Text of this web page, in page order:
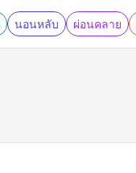
นอนหลับ ผ่อนคลาย